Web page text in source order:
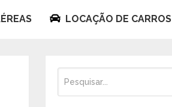
LOCAÇÃO DE CARROS